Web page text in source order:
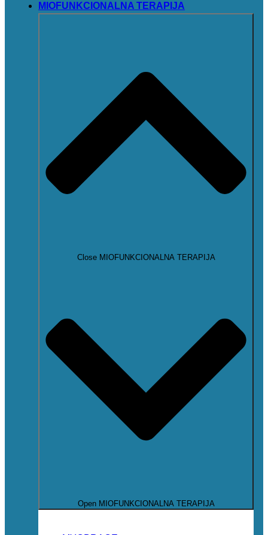
MIOFUNKCIONALNA TERAPIJA
Close MIOFUNKCIONALNA TERAPIJA
Open MIOFUNKCIONALNA TERAPIJA